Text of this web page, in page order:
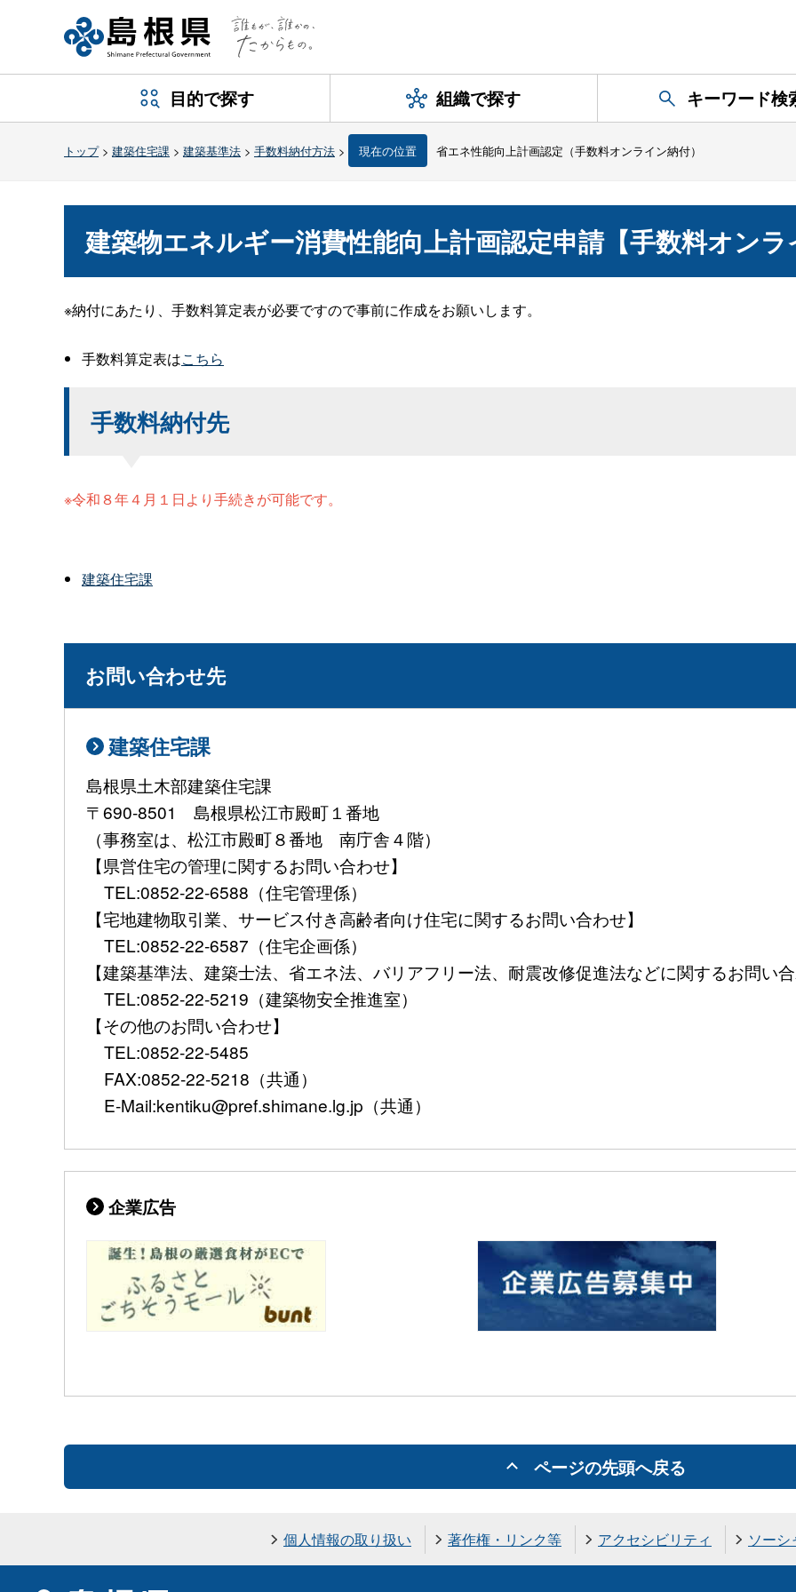
目的で探す 組織で探す キーワード検
トップ> 建築住宅課 > 建築基準法 > 手数料納付方法 > 現在の位置 省エネ性能向上計画認定（手数料オンライン納付）
建築物エネルギー消費性能向上計画認定申請【手数料オンラ
※納付にあたり、手数料算定表が必要ですので事前に作成をお願いします。
手数料算定表はこちら
手数料納付先
※令和８年４月１日より手続きが可能です。
建築住宅課
お問い合わせ先
建築住宅課
島根県土木部建築住宅課
〒690-8501 島根県松江市殿町１番地
（事務室は、松江市殿町８番地 南庁舎４階）
【県営住宅の管理に関するお問い合わせ】
TEL:0852-22-6588（住宅管理係）
【宅地建物取引業、サービス付き高齢者向け住宅に関するお問い合わせ】
TEL:0852-22-6587（住宅企画係）
【建築基準法、建築士法、省エネ法、バリアフリー法、耐震改修促進法などに関するお問い
TEL:0852-22-5219（建築物安全推進室）
【その他のお問い合わせ】
TEL:0852-22-5485
FAX:0852-22-5218（共通）
E-Mail:kentiku@pref.shimane.lg.jp（共通）
企業広告
ページの先頭へ戻る
個人情報の取り扱い 著作権・リンク等 アクセシビリティ ソー